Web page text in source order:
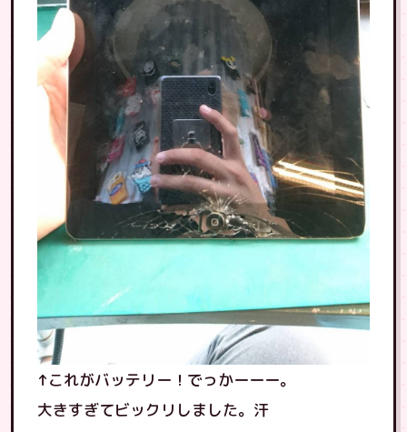
↑これがバッテリー！でっかーーー。
大きすぎてビックリしました。汗